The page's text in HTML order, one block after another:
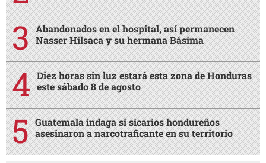
Abandonados en el hospital, así permanecen
Nasser Hilsaca y su hermana Básima
Diez horas sin luz estará esta zona de Honduras
este sábado 8 de agosto
Guatemala indaga si sicarios hondureños
asesinaron a narcotraficante en su territorio